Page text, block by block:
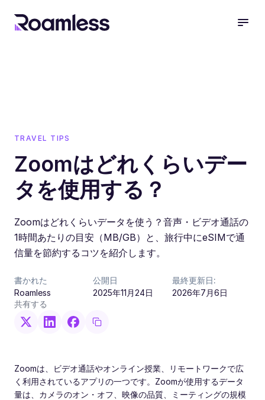
TRAVEL TIPS
Zoomはどれくらいデー
タを使用する？
Zoomはどれくらいデータを使う？音声・ビデオ通話の
1時間あたりの目安（MB/GB）と、旅行中にeSIMで通
信量を節約するコツを紹介します。
書かれた
Roamless
公開日
2025年11月24日
最終更新日:
2026年7月6日
共有する
Zoomは、ビデオ通話やオンライン授業、リモートワークで広
く利用されているアプリの一つです。Zoomが使用するデータ
量は、カメラのオン・オフ、映像の品質、ミーティングの規模